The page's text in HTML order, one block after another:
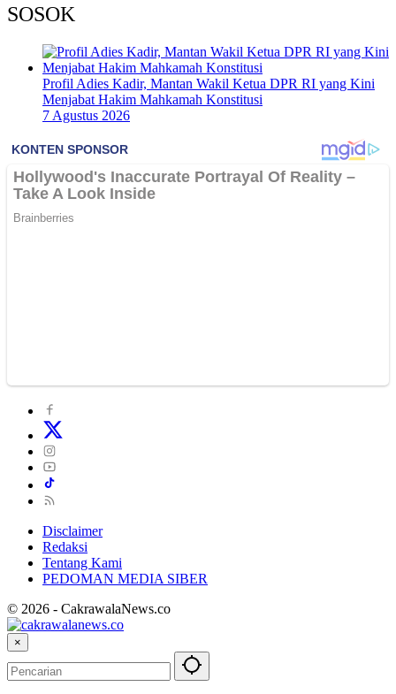
SOSOK
Profil Adies Kadir, Mantan Wakil Ketua DPR RI yang Kini
Menjabat Hakim Mahkamah Konstitusi
7 Agustus 2026
Disclaimer
Redaksi
Tentang Kami
PEDOMAN MEDIA SIBER
© 2026 - CakrawalaNews.co
×